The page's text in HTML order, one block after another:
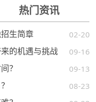
热门资讯
02-20
生简章
09-16
的机遇与挑战
09-13
？
08-23